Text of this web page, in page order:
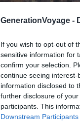
GenerationVoyage -
If you wish to opt-out of
sensitive information for
confirm your selection.
continue seeing
information disclosed to
further disclosure of
participants. This
Downstream Participants